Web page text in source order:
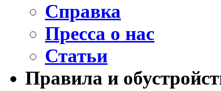
Справка
Пресса о нас
Статьи
Правила и